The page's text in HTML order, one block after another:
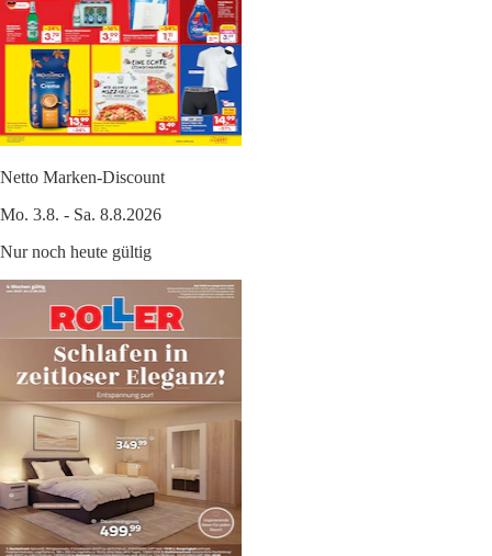
Netto Marken-Discount
Mo. 3.8. - Sa. 8.8.2026
Nur noch heute gültig